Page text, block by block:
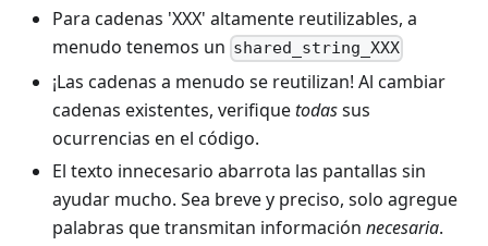
Para cadenas 'XXX' altamente reutilizables, a
menudo tenemos un shared_string_XXX
¡Las cadenas a menudo se reutilizan! Al cambiar
cadenas existentes, verifiquetodassus
ocurrencias en el código.
El texto innecesario abarrota las pantallas sin
ayudar mucho. Sea breve y preciso, solo agregue
palabras que transmitan información necesaria.